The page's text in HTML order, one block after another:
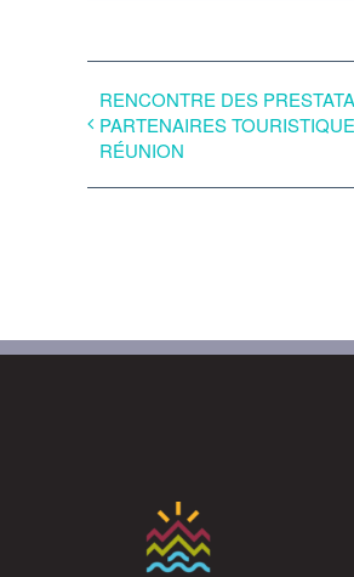
RENCONTRE DES
PARTENAIRES
RÉUNION